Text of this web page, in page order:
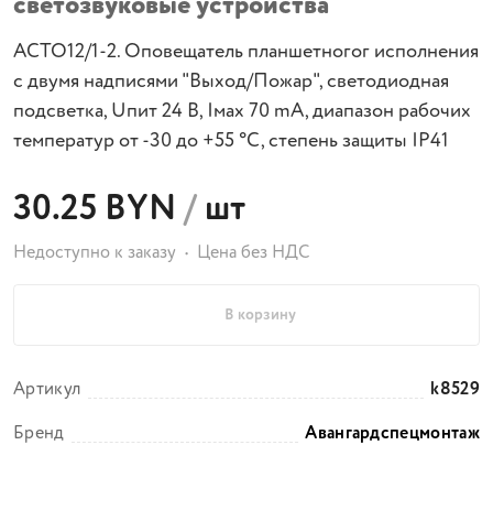
АСТО12/1-2. Оповещатель планшетногог исполнения
с двумя надписями "Выход/Пожар", светодиодная
подсветка, Uпит 24 В, Iмах 70 mA, диапазон рабочих
температур от -30 до +55 °С, степень защиты IP41
30.25 BYN/шт
Недоступно к заказу Цена без НДС
В корзину
Артикул
k8529
Бренд
Авангардспецмонтаж